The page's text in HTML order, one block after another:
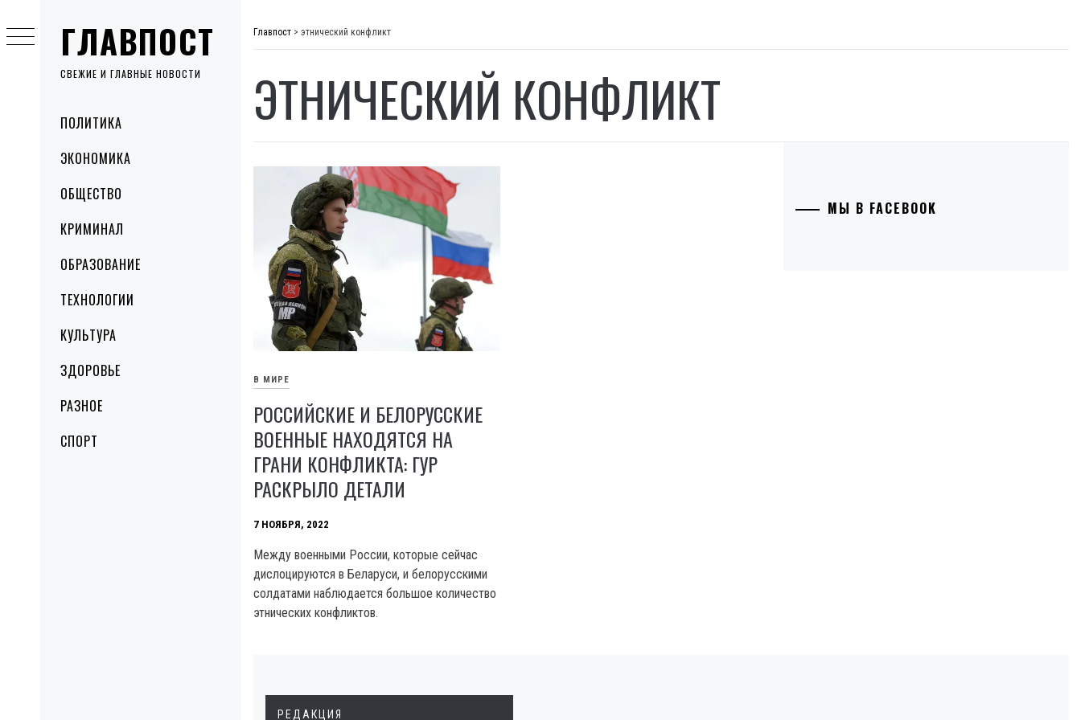
ГЛАВПОСТ
СВЕЖИЕ И ГЛАВНЫЕ НОВОСТИ
MenuПОЛИТИКА
ЭКОНОМИКА
ОБЩЕСТВО
КРИМИНАЛ
ОБРАЗОВАНИЕ
ТЕХНОЛОГИИ
КУЛЬТУРА
ЗДОРОВЬЕ
РАЗНОЕ
СПОРТ
to
content
Главпост > этнический конфликт
ЭТНИЧЕСКИЙ КОНФЛИКТ
В МИРЕ
РОССИЙСКИЕ И БЕЛОРУССКИЕ
ВОЕННЫЕ НАХОДЯТСЯ НА
ГРАНИ КОНФЛИКТА: ГУР
РАСКРЫЛО ДЕТАЛИ
7 НОЯБРЯ, 2022
Между военными России, которые сейчас
дислоцируются в Беларуси, и белорусскими
солдатами наблюдается большое количество
этнических конфликтов.
МЫ В FACEBOOK
РЕДАКЦИЯ